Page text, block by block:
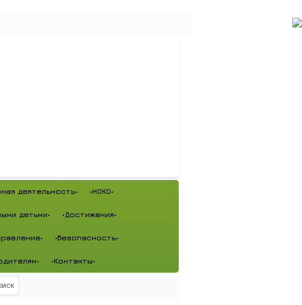
деятельность• •НОКО•
детьми• •Достижения•
•Безопасность•
•Контакты•